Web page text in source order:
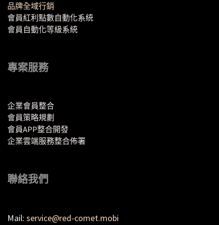
品牌全域行銷
會員紅利點數自動化系統
會員自動化等級系統
專案服務
企業會員整合
會員策略規劃
會員APP整合開發
企業雲端服務整合佈署
聯絡我們
Mail: service@red-comet.mobi